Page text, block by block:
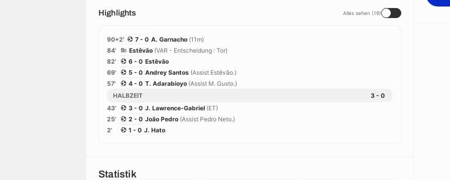
Highlights Alles sehen (19)
90+2' 7 - 0 A. Garnacho (11m)
84'
Estêvão (VAR - Entscheidung : Tor)
82'
6 - 0 Estêvão
69'
5 - 0 Andrey Santos (Assist Estêvão.)
57'
4 - 0 T. Adarabioyo (Assist M. Gusto.)
HALBZEIT
3 - 0
43'
3 - 0 J. Lawrence-Gabriel (ET)
25'
2 - 0 João Pedro (Assist Pedro Neto.)
2'
1 - 0 J. Hato
Statistik